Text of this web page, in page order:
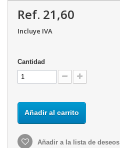
Ref. 21,60
Incluye IVA
Cantidad
Añadir al carrito
Añadir a la lista de deseos